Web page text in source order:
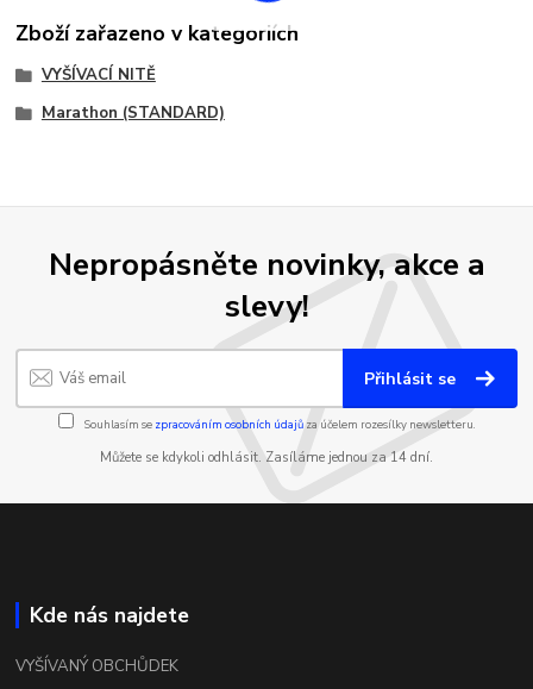
Zboží zařazeno v kategoriích
VYŠÍVACÍ NITĚ
Marathon (STANDARD)
Nepropásněte novinky, akce a
slevy!
Přihlásit se
Souhlasím se zpracováním osobních údajůza účelem rozesílky newsletteru.
Můžete se kdykoli odhlásit. Zasíláme jednou za 14 dní.
Kde nás najdete
VYŠÍVANÝ OBCHŮDEK